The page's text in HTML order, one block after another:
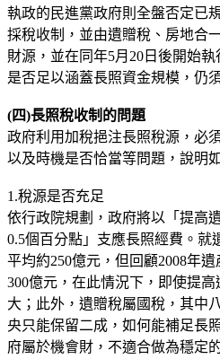
執政的民進黨政府則全盤否定已
採稅收制，並由遺贈稅、房地合
財源，並在同年5月20日後開始
是否足以涵蓋長照資金規模，仍
(四)長照稅收制的問題
政府利用加稅挹注長照稅源，必
以及時機是否恰當等問題，說明
1.稅源是否充足
依行政院規劃，政府將以「提高
0.5個百分點」支應長照經費。就
平均約250億元，但回顧2008年
300億元，在此情況下，即使提
大；此外，遺贈稅屬國稅，其中
央只能保留二成，如何能補足長
府屬於機會財，不適合做為穩定